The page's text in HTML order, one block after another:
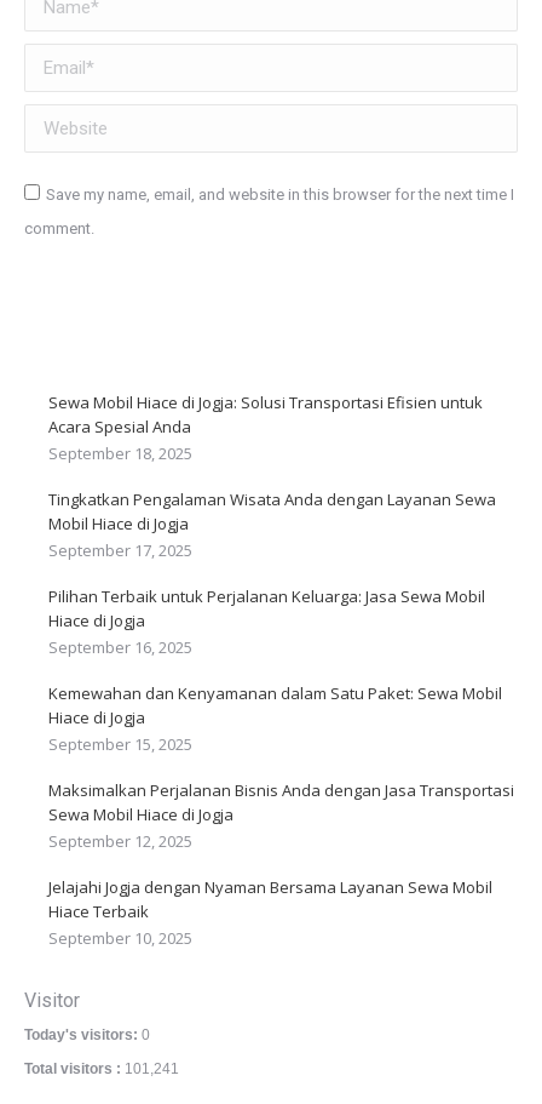
Email *
Website
Save my name, email, and website in this browser for the next time I
comment.
Sewa Mobil Hiace di Jogja: Solusi Transportasi Efisien untuk
Acara Spesial Anda
September 18, 2025
Tingkatkan Pengalaman Wisata Anda dengan Layanan Sewa
Mobil Hiace di Jogja
September 17, 2025
Pilihan Terbaik untuk Perjalanan Keluarga: Jasa Sewa Mobil
Hiace di Jogja
September 16, 2025
Kemewahan dan Kenyamanan dalam Satu Paket: Sewa Mobil
Hiace di Jogja
September 15, 2025
Maksimalkan Perjalanan Bisnis Anda dengan Jasa Transportasi
Sewa Mobil Hiace di Jogja
September 12, 2025
Jelajahi Jogja dengan Nyaman Bersama Layanan Sewa Mobil
Hiace Terbaik
September 10, 2025
Visitor
Today's visitors: 0
Total visitors : 101,241